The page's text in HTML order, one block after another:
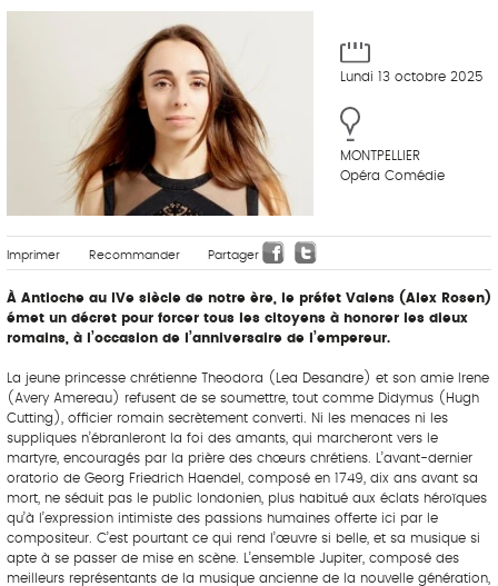
Lundi 13 octobre 2025
MONTPELLIER
Opéra Comédie
Imprimer Recommander Partager
À Antioche au IVe siècle de notre ère, le préfet Valens (Alex Rosen)
émet un décret pour forcer tous les citoyens à honorer les dieux
romains, à l’occasion de l’anniversaire de l’empereur.
La jeune princesse chrétienne Theodora (Lea Desandre) et son amie Irene
(Avery Amereau) refusent de se soumettre, tout comme Didymus (Hugh
Cutting), officier romain secrètement converti. Ni les menaces ni les
suppliques n’ébranleront la foi des amants, qui marcheront vers le
martyre, encouragés par la prière des chœurs chrétiens. L’avant-dernier
oratorio de Georg Friedrich Haendel, composé en 1749, dix ans avant sa
mort, ne séduit pas le public londonien, plus habitué aux éclats héroïques
qu’à l’expression intimiste des passions humaines offerte ici par le
compositeur. C’est pourtant ce qui rend l’œuvre si belle, et sa musique si
apte à se passer de mise en scène. L’ensemble Jupiter, composé des
meilleurs représentants de la musique ancienne de la nouvelle génération,